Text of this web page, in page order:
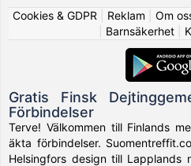
Cookies & GDPR
Reklam Om
Barnsäkerhet|
Gratis Finsk
Förbindelser
Terve! Välkommen till Finlands
äkta förbindelser.
Helsingfors design till Lapplands